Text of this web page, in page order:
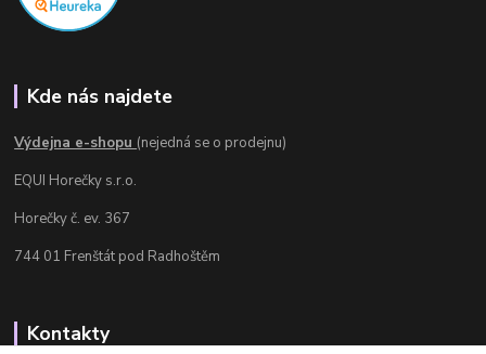
Kde nás najdete
Výdejna e-shopu (nejedná se o prodejnu)
EQUI Horečky s.r.o.
Horečky č. ev. 367
744 01 Frenštát pod Radhoštěm
Kontakty